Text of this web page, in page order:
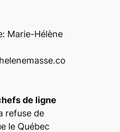
de ligne
refuse de
le Québec